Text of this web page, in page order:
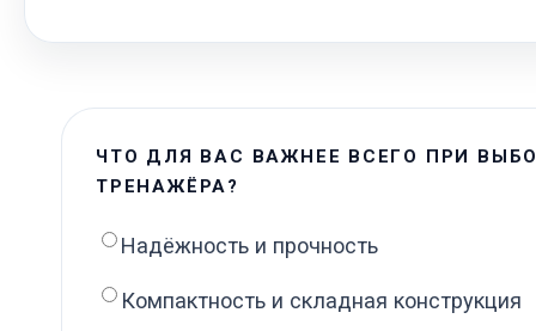
ЧТО ДЛЯ ВАС ВАЖНЕЕ ВСЕГО ПРИ
ТРЕНАЖЁРА?
Надёжность и прочность
Компактность и складная конструкция